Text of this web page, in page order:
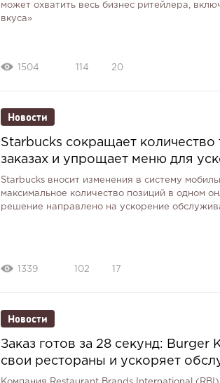
может охватить весь бизнес ритейлера,
вкуса»
1504 114 20
Новости
Starbucks сокращает
заказах и упрощает меню для
Starbucks вносит изменения в систему
максимальное количество позиций в одном
решение направлено на ускорение
1339 102 17
Новости
Заказ готов за 28 секунд: Burger
свои рестораны и ускоряет